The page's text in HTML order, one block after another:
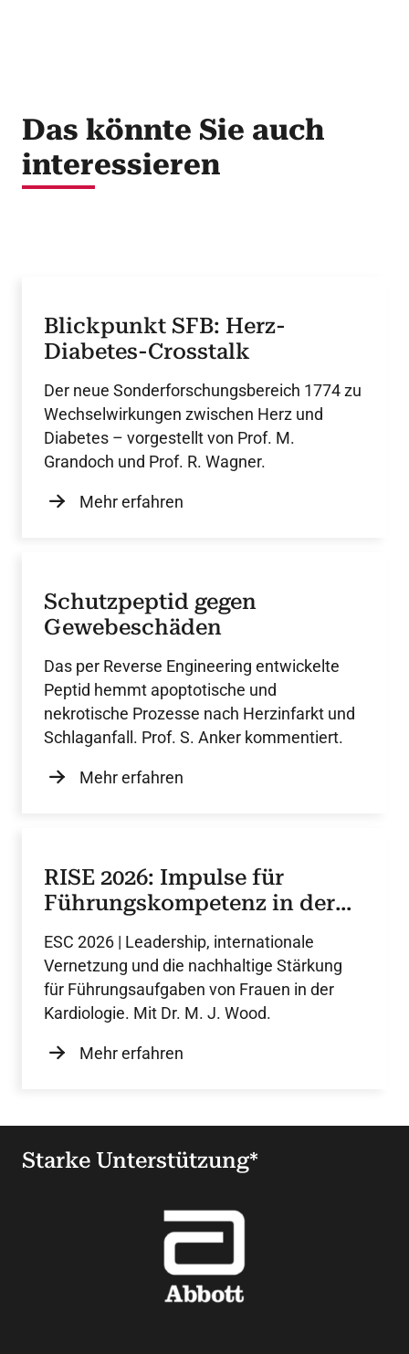
Das könnte Sie auch
interessieren
Blickpunkt SFB: Herz-
Diabetes-Crosstalk
Der neue Sonderforschungsbereich 1774 zu
Wechselwirkungen zwischen Herz und
Diabetes – vorgestellt von Prof. M.
Grandoch und Prof. R. Wagner.
Mehr erfahren
Schutzpeptid gegen
Gewebeschäden
Das per Reverse Engineering entwickelte
Peptid hemmt apoptotische und
nekrotische Prozesse nach Herzinfarkt und
Schlaganfall. Prof. S. Anker kommentiert.
Mehr erfahren
RISE 2026: Impulse für
Führungskompetenz in der
Kardiologie
ESC 2026 | Leadership, internationale
Vernetzung und die nachhaltige Stärkung
für Führungsaufgaben von Frauen in der
Kardiologie. Mit Dr. M. J. Wood.
Mehr erfahren
Starke Unterstützung*